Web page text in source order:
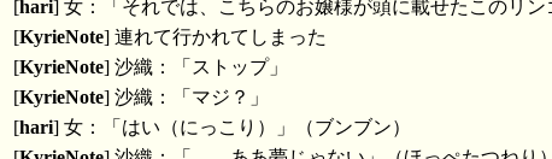
[hari] 女：「それでは、こちらのお嬢様が頭に載せたこのリン
[KyrieNote] 連れて行かれてしまった
[KyrieNote] 沙織：「ストップ」
[KyrieNote] 沙織：「マジ？」
[hari] 女：「はい（にっこり）」（ブンブン）